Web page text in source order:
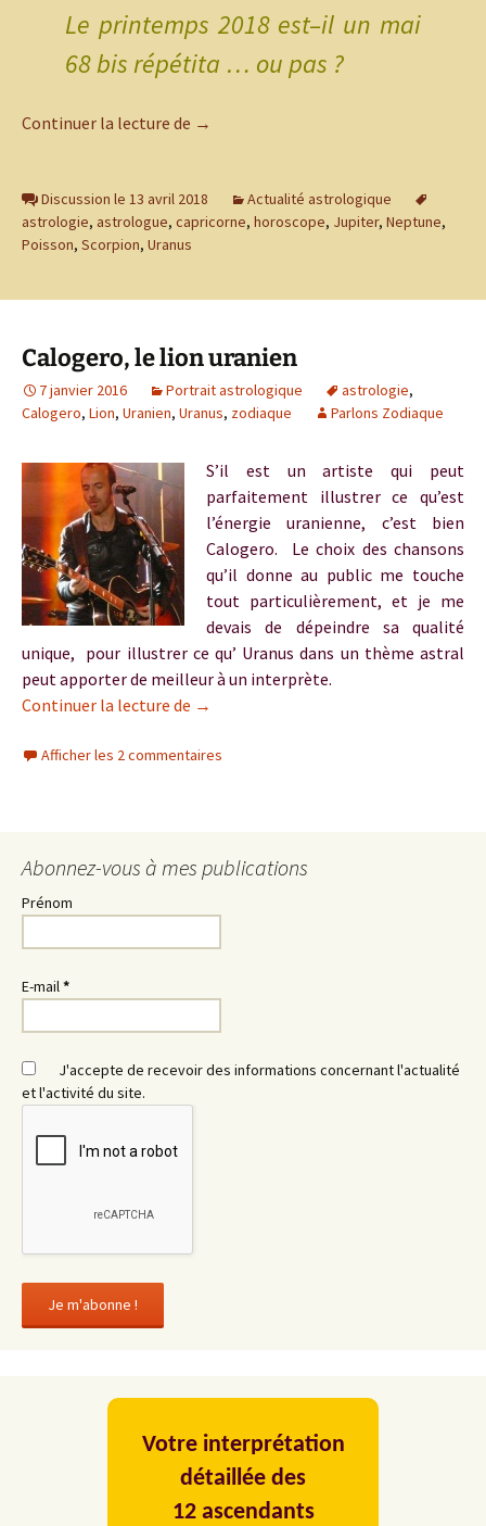
Le printemps 2018 est–il un mai
68 bis répétita … ou pas ?
Continuer la lecture de Vers un autre mai 68 ?
→
Discussion le 13 avril 2018
Actualité astrologique
astrologie, astrologue, capricorne, horoscope, Jupiter, Neptune,
Poisson, Scorpion, Uranus
Calogero, le lion uranien
7 janvier 2016 Portrait astrologique astrologie,
Calogero, Lion, Uranien, Uranus, zodiaque Parlons Zodiaque
S’il est un artiste qui peut
parfaitement illustrer ce qu’est
l’énergie uranienne, c’est bien
Calogero. Le choix des chansons
qu’il donne au public me touche
tout particulièrement, et je me
devais de dépeindre sa qualité
unique, pour illustrer ce qu’ Uranus dans un thème astral
peut apporter de meilleur à un interprète.
Continuer la lecture de Calogero, le lion uranien
→
Afficher les 2 commentaires
Abonnez-vous à mes publications
Prénom
E-mail*
J'accepte de recevoir des informations concernant l'actualité
et l'activité du site.
Votre interprétation
détaillée des
12 ascendants